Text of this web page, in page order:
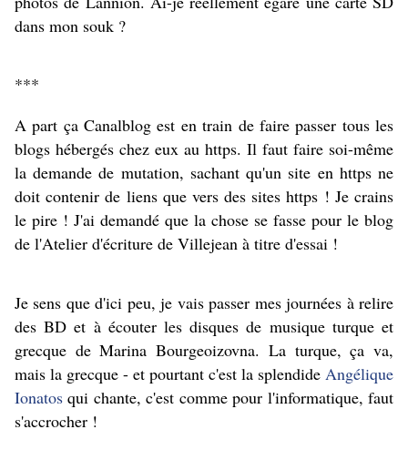
dans mon souk ?
***
A part ça Canalblog est en train de faire passer tous les
blogs hébergés chez eux au https. Il faut faire soi-même
la demande de mutation, sachant qu'un site en https ne
doit contenir de liens que vers des sites https ! Je crains
le pire ! J'ai demandé que la chose se fasse pour le blog
de l'Atelier d'écriture de Villejean à titre d'essai !
Je sens que d'ici peu, je vais passer mes journées à relire
des BD et à écouter les disques de musique turque et
grecque de Marina Bourgeoizovna. La turque, ça va,
mais la grecque - et pourtant c'est la splendide Angélique
Ionatos qui chante, c'est comme pour l'informatique, faut
s'accrocher !